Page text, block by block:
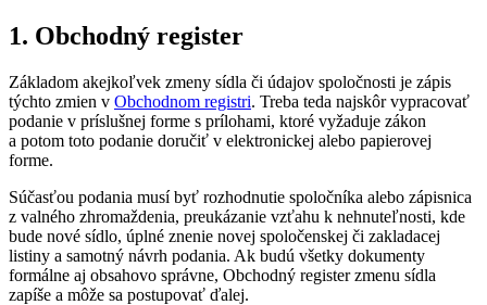
1. Obchodný register
Základom akejkoľvek zmeny sídla či údajov spoločnosti je zápis
týchto zmien v Obchodnom registri. Treba teda najskôr vypracovať
podanie v príslušnej forme s prílohami, ktoré vyžaduje zákon
a potom toto podanie doručiť v elektronickej alebo papierovej
forme.
Súčasťou podania musí byť rozhodnutie spoločníka alebo zápisnica
z valného zhromaždenia, preukázanie vzťahu k nehnuteľnosti, kde
bude nové sídlo, úplné znenie novej spoločenskej či zakladacej
listiny a samotný návrh podania. Ak budú všetky dokumenty
formálne aj obsahovo správne, Obchodný register zmenu sídla
zapíše a môže sa postupovať ďalej.